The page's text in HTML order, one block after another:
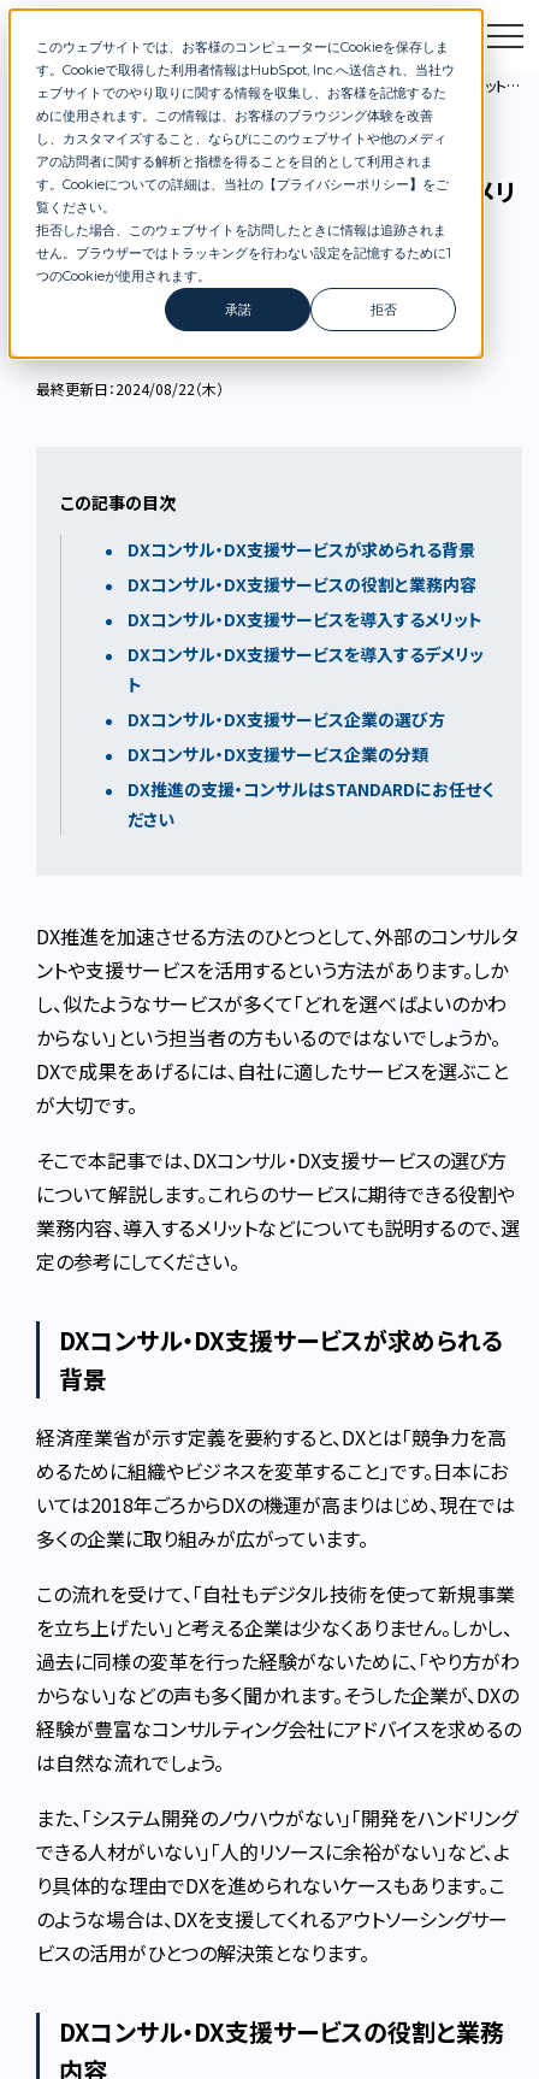
このウェブサイトでは、お客様のコンピューターにCookieを保存しま
す。Cookieで取得した利用者情報はHubSpot, Inc.へ送信され、当社ウ
ェブサイトでのやり取りに関する情報を収集し、お客様を記憶するた
めに使用されます。この情報は、お客様のブラウジング体験を改善
し、カスタマイズすること、ならびにこのウェブサイトや他のメディ
アの訪問者に関する解析と指標を得ることを目的として利用されま
す。Cookieについての詳細は、当社の【プライバシーポリシー】 をご
覧ください。
拒否した場合、このウェブサイトを訪問したときに情報は追跡されま
せん。ブラウザーではトラッキングを行わない設定を記憶するために1
つのCookieが使用されます。
承諾
拒否
お問合せ セミナー 資料DL
DXブログ DXコンサル・DX支援サービスとは？役割やメリット、選び方を解説
DXコンサル・DX支援サービスとは？役割やメリ
ット、選び方を解説
DX・AIプロジェクト推進
最終更新日：2024/08/22（木）
この記事の目次
DXコンサル・DX支援サービスが求められる背景
DXコンサル・DX支援サービスの役割と業務内容
DXコンサル・DX支援サービスを導入するメリット
DXコンサル・DX支援サービスを導入するデメリッ
ト
DXコンサル・DX支援サービス企業の選び方
DXコンサル・DX支援サービス企業の分類
DX推進の支援・コンサルはSTANDARDにお任せく
ださい
DX推進を加速させる方法のひとつとして、外部のコンサルタ
ントや支援サービスを活用するという方法があります。しか
し、似たようなサービスが多くて「どれを選べばよいのかわ
からない」という担当者の方もいるのではないでしょうか。
DXで成果をあげるには、自社に適したサービスを選ぶこと
が大切です。
そこで本記事では、DXコンサル・DX支援サービスの選び方
について解説します。これらのサービスに期待できる役割や
業務内容、導入するメリットなどについても説明するので、選
定の参考にしてください。
DXコンサル・DX支援サービスが求められる
背景
経済産業省が示す定義を要約すると、DXとは「競争力を高
めるために組織やビジネスを変革すること」です。日本にお
いては2018年ごろからDXの機運が高まりはじめ、現在では
多くの企業に取り組みが広がっています。
この流れを受けて、「自社もデジタル技術を使って新規事業
を立ち上げたい」と考える企業は少なくありません。しかし、
過去に同様の変革を行った経験がないために、「やり方がわ
からない」などの声も多く聞かれます。そうした企業が、DXの
経験が豊富なコンサルティング会社にアドバイスを求めるの
は自然な流れでしょう。
また、「システム開発のノウハウがない」「開発をハンドリング
できる人材がいない」「人的リソースに余裕がない」など、よ
り具体的な理由でDXを進められないケースもあります。こ
のような場合は、DXを支援してくれるアウトソーシングサー
ビスの活用がひとつの解決策となります。
DXコンサル・DX支援サービスの役割と業務
内容